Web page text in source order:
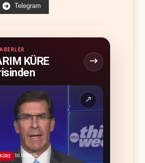
Telegram
KÜRE
↗
10.08.2026